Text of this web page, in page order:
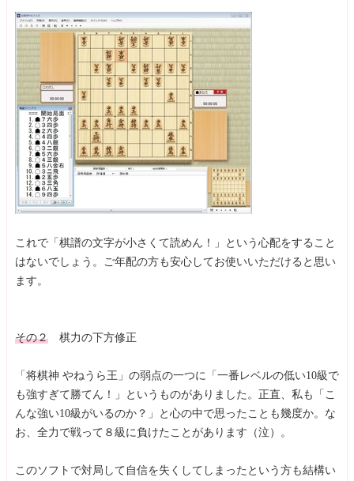
これで「棋譜の文字が小さくて読めん！」という心配をすること
はないでしょう。ご年配の方も安心してお使いいただけると思い
ます。
その２ 棋力の下方修正
「将棋神 やねうら王」の弱点の一つに「一番レベルの低い10級で
も強すぎて勝てん！」というものがありました。正直、私も「こ
んな強い10級がいるのか？」と心の中で思ったことも幾度か。な
お、全力で戦って８級に負けたことがあります（泣）。
このソフトで対局して自信を失くしてしまったという方も結構い